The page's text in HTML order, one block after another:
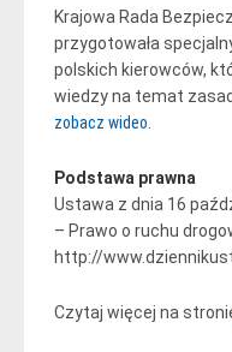
Krajowa Rada
przygotowała
polskich kierowców,
wiedzy na temat
zobacz wideo
Podstawa prawna
Ustawa z dnia 16
– Prawo o ruchu
http://
Czytaj więcej na